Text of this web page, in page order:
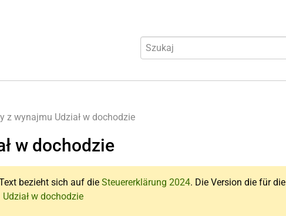
z wynajmu Udział w dochodzie
w dochodzie
bezieht sich auf die Steuererklärung 2024. Die Version die für die
w dochodzie